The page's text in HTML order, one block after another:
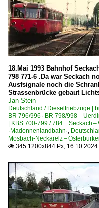
18.Mai 1993 Bahnhof
798 771-6 .Da war Seckach
Ausfsignale noch die
Strassenbrücke gebaut
Jan Stein
Deutschland / Dieseltriebzüge |
BR 796/996 · BR 798/998
| KBS 700-799 / 784 Seckach
·Madonnenlandbahn·
Mosbach-Neckarelz –
 345 1200x844 Px, 16.10.2024